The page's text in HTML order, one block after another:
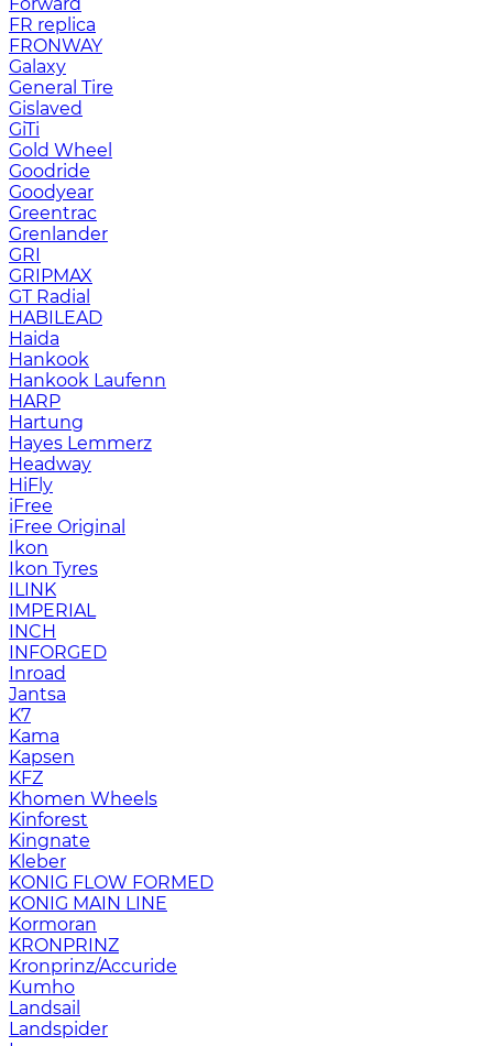
FR replica
FRONWAY
Galaxy
General Tire
Gislaved
GiTi
Gold Wheel
Goodride
Goodyear
Greentrac
Grenlander
GRI
GRIPMAX
GT Radial
HABILEAD
Haida
Hankook
Hankook Laufenn
HARP
Hartung
Hayes Lemmerz
Headway
HiFly
iFree
iFree Original
Ikon
Ikon Tyres
ILINK
IMPERIAL
INCH
INFORGED
Inroad
Jantsa
K7
Kama
Kapsen
KFZ
Khomen Wheels
Kinforest
Kingnate
Kleber
KONIG FLOW FORMED
KONIG MAIN LINE
Kormoran
KRONPRINZ
Kronprinz/Accuride
Kumho
Landsail
Landspider